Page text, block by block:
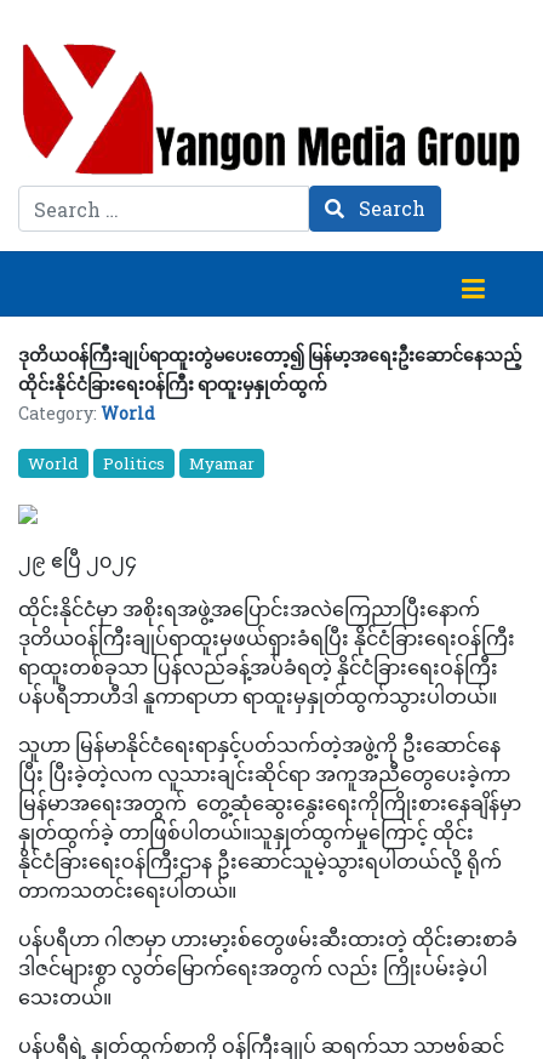
Search Search
ဒုတိယဝန်ကြီးချုပ်ရာထူးတွဲမပေးတော့၍ မြန်မာ့အရေးဦးဆောင်နေသည့်
ထိုင်းနိုင်ငံခြားရေးဝန်ကြီး ရာထူးမှနှုတ်ထွက်
Category: World
World Politics Myamar
၂၉ ဧပြီ ၂၀၂၄
ထိုင်းနိုင်ငံမှာ အစိုးရအဖွဲ့အပြောင်းအလဲကြေညာပြီးနောက်
ဒုတိယဝန်ကြီးချုပ်ရာထူးမှဖယ်ရှားခံရပြီး နိုင်ငံခြားရေးဝန်ကြီး
ရာထူးတစ်ခုသာ ပြန်လည်ခန့်အပ်ခံရတဲ့ နိုင်ငံခြားရေးဝန်ကြီး
ပန်ပရီဘာဟီဒါ နူကာရာဟာ ရာထူးမှနှုတ်ထွက်သွားပါတယ်။
သူဟာ မြန်မာနိုင်ငံရေးရာနှင့်ပတ်သက်တဲ့အဖွဲ့ကို ဦးဆောင်နေ
ပြီး ပြီးခဲ့တဲ့လက လူသားချင်းဆိုင်ရာ အကူအညီတွေပေးခဲ့ကာ
မြန်မာအရေးအတွက် တွေ့ဆုံဆွေးနွေးရေးကိုကြိုးစားနေချိန်မှာ
နှုတ်ထွက်ခဲ့ တာဖြစ်ပါတယ်။သူနှုတ်ထွက်မှုကြောင့် ထိုင်း
နိုင်ငံခြားရေးဝန်ကြီးဌာန ဦးဆောင်သူမဲ့သွားရပါတယ်လို့ ရိုက်
တာကသတင်းရေးပါတယ်။
ပန်ပရီဟာ ဂါဇာမှာ ဟားမာ့းစ်တွေဖမ်းဆီးထားတဲ့ ထိုင်းဓားစာခံ
ဒါဇင်များစွာ လွတ်မြောက်ရေးအတွက် လည်း ကြိုးပမ်းခဲ့ပါ
သေးတယ်။
ပန်ပရီရဲ့ နှုတ်ထွက်စာကို ဝန်ကြီးချုပ် ဆရက်သာ သာဗစ်ဆင်